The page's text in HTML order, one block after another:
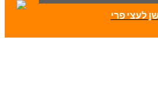
לעצי פרי